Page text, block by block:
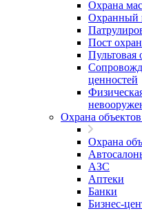
Охрана
Охранный
Пост
Пультовая
ценностей
Охрана объектов
Охрана
АЗС
Аптеки
Банки
Бизнес-